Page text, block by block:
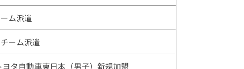
ム派遣
ーム派遣
タ自動車東日本（男子）新規加盟